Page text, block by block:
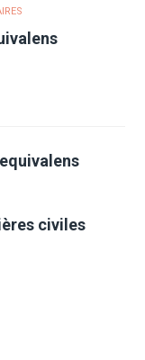
civiles